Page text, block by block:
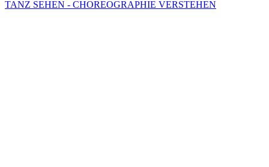
TANZ SEHEN - CHOREOGRAPHIE VERSTEHEN